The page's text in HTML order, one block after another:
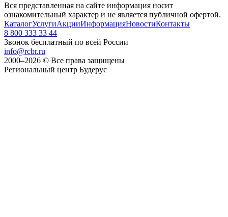
Вся представленная на сайте информация носит
ознакомительный характер и не является публичной офертой.
КаталогУслугиАкцииИнформацияНовостиКонтакты
8 800 333 33 44
Звонок бесплатный по всей России
info@rcbr.ru
2000–2026 © Все права защищены
Региональный центр Будерус